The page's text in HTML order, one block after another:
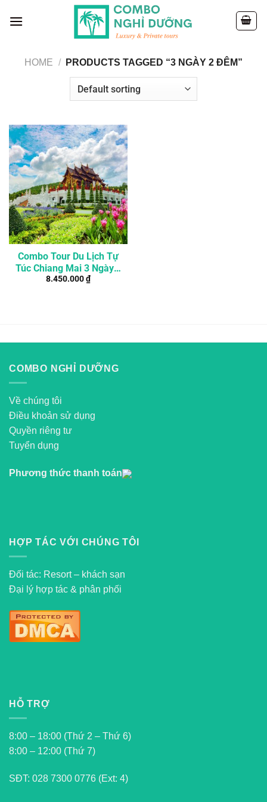
HOME / PRODUCTS TAGGED “3 NGÀY 2 ĐÊM”
Combo Tour Du Lịch Tự
Túc Chiang Mai 3 Ngày 2
Đêm
8.450.000₫
COMBO NGHỈ DƯỠNG
Về chúng tôi
Điều khoản sử dụng
Quyền riêng tư
Tuyển dụng
Phương thức thanh toán
HỢP TÁC VỚI CHÚNG TÔI
Đối tác: Resort – khách sạn
Đại lý hợp tác & phân phối
HỖ TRỢ
8:00 – 18:00 (Thứ 2 – Thứ 6)
8:00 – 12:00 (Thứ 7)
SĐT: 028 7300 0776 (Ext: 4)